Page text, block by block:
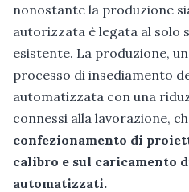
nonostante la produzione
autorizzata è legata al solo
esistente. La produzione,
processo di insediamento
automatizzata con una
connessi alla lavorazione,
confezionamento di
calibro e sul caricamento
automatizzati.